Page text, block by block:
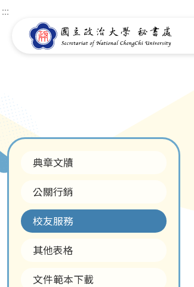
:::
典章文牘
公關行銷
校友服務
其他表格
文件範本下載